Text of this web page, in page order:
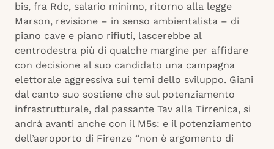
bis, fra Rdc, salario minimo, ritorno alla legge
Marson, revisione – in senso ambientalista – di
piano cave e piano rifiuti, lascerebbe al
centrodestra più di qualche margine per affidare
con decisione al suo candidato una campagna
elettorale aggressiva sui temi dello sviluppo. Giani
dal canto suo sostiene che sul potenziamento
infrastrutturale, dal passante Tav alla Tirrenica, si
andrà avanti anche con il M5s: e il potenziamento
dell’aeroporto di Firenze “non è argomento di